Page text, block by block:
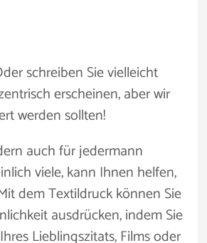
schreiben Sie vielleicht
erscheinen, aber wir
werden sollten!
auch für jedermann
viele, kann Ihnen helfen,
dem Textildruck können Sie
ausdrücken, indem Sie
Lieblingszitats, Films oder